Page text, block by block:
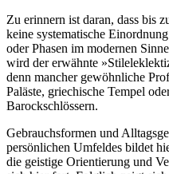
Zu erinnern ist daran, dass bis
keine systematische
oder Phasen im modernen
wird der erwähnte
denn mancher gewöhnliche
Paläste, griechische Tempel
Barockschlössern.
Gebrauchsformen und
persönlichen Umfeldes bildet
die geistige Orientierung und